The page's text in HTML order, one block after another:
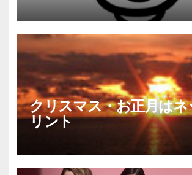
クリスマス・お正月はネ
リント